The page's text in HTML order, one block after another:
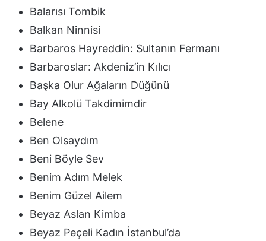
Balarısı Tombik
Balkan Ninnisi
Barbaros Hayreddin: Sultanın Fermanı
Barbaroslar: Akdeniz’in Kılıcı
Başka Olur Ağaların Düğünü
Bay Alkolü Takdimimdir
Belene
Ben Olsaydım
Beni Böyle Sev
Benim Adım Melek
Benim Güzel Ailem
Beyaz Aslan Kimba
Beyaz Peçeli Kadın İstanbul’da